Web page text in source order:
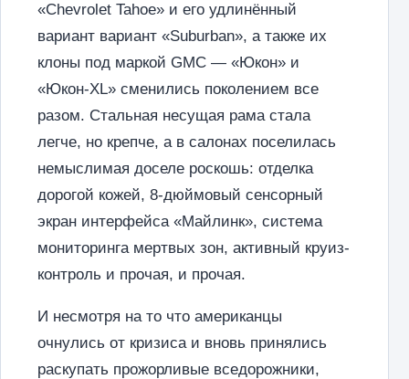
«Chevrolet Tahoe» и его удлинённый
вариант вариант «Suburban», а также их
клоны под маркой GMC — «Юкон» и
«Юкон-XL» сменились поколением все
разом. Стальная несущая рама стала
легче, но крепче, а в салонах поселилась
немыслимая доселе роскошь: отделка
дорогой кожей, 8-дюймовый сенсорный
экран интерфейса «Майлинк», система
мониторинга мертвых зон, активный круиз-
контроль и прочая, и прочая.
И несмотря на то что американцы
очнулись от кризиса и вновь принялись
раскупать прожорливые вседорожники,